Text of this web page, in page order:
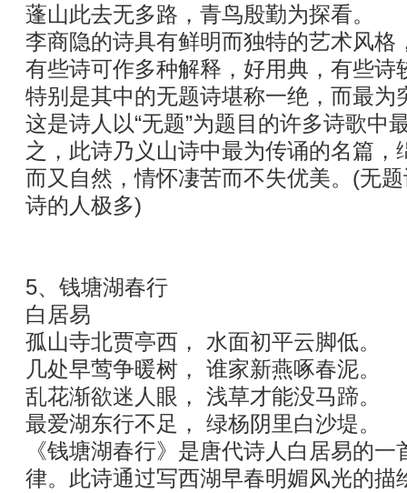
蓬山此去无多路，青鸟殷勤为探看。
李商隐的诗具有鲜明而独特的艺术风格
有些诗可作多种解释，好用典，有些诗
特别是其中的无题诗堪称一绝，而最为
这是诗人以“无题”为题目的许多诗歌中
之，此诗乃义山诗中最为传诵的名篇，
而又自然，情怀凄苦而不失优美。(无
诗的人极多)
5、钱塘湖春行
白居易
孤山寺北贾亭西， 水面初平云脚低。
几处早莺争暖树， 谁家新燕啄春泥。
乱花渐欲迷人眼， 浅草才能没马蹄。
最爱湖东行不足， 绿杨阴里白沙堤。
《钱塘湖春行》是唐代诗人白居易的
律。此诗通过写西湖早春明媚风光的描